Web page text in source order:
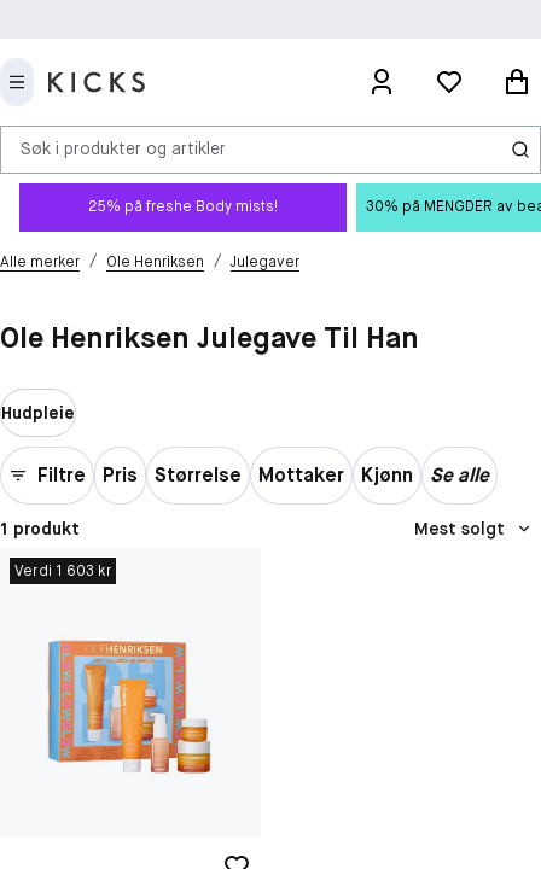
Søk i produkter og artikler
25% på freshe Body mists! 30% på MENGDER av
Alle merker / Ole Henriksen / Julegaver
Ole Henriksen Julegave Til Han
Hudpleie
Filtre Pris Størrelse Mottaker Kjønn Se alle
1 produkt Mest solgt
Verdi 1 603 kr